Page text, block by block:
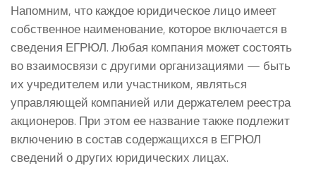
Напомним, что каждое юридическое лицо имеет
собственное наименование, которое включается в
сведения ЕГРЮЛ. Любая компания может состоять
во взаимосвязи с другими организациями — быть
их учредителем или участником, являться
управляющей компанией или держателем реестра
акционеров. При этом ее название также подлежит
включению в состав содержащихся в ЕГРЮЛ
сведений о других юридических лицах.